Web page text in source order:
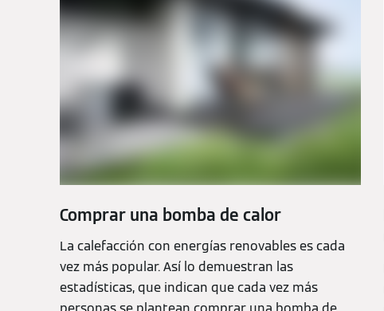
Comprar una bomba de calor
La calefacción con energías renovables es cada
vez más popular. Así lo demuestran las
estadísticas, que indican que cada vez más